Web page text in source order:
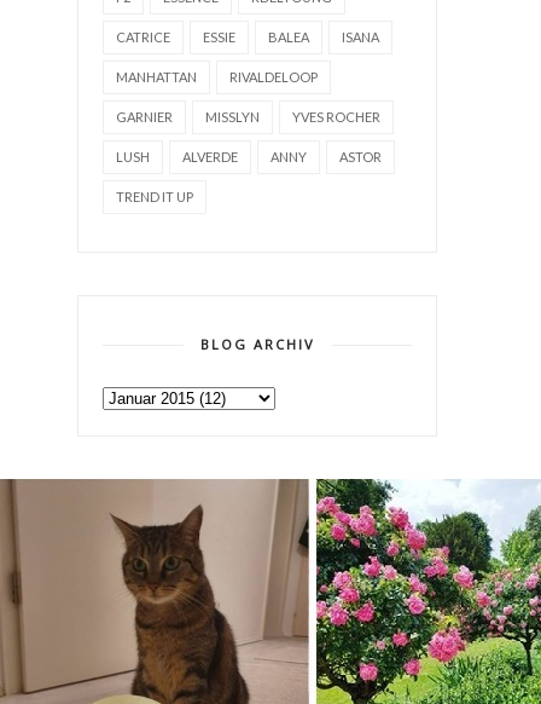
CATRICE ESSIE BALEA ISANA
MANHATTAN RIVALDELOOP
GARNIER MISSLYN YVES ROCHER
LUSH ALVERDE ANNY ASTOR
TREND IT UP
BLOG ARCHIV